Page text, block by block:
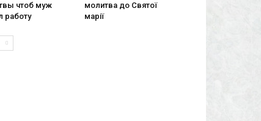
чтоб муж
работу
молитва до Святої
марії